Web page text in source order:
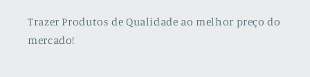
Trazer Produtos de Qualidade ao melhor preço do
mercado!